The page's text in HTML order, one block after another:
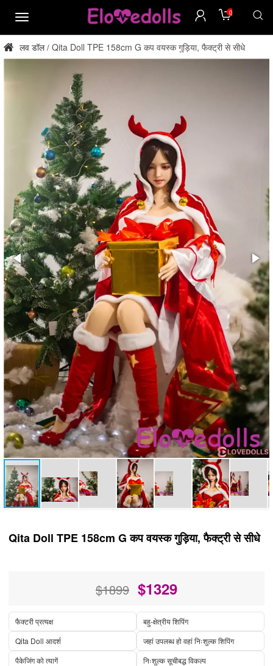
मेन्यू
0
लव डॉल / Qita Doll TPE 158cm G कप वयस्क गुड़िया, फैक्ट्री से सीधे
Qita Doll TPE 158cm G कप वयस्क गुड़िया, फैक्ट्री से सीधे
$1899 $1329
फैक्टरी प्रत्यक्ष
बहु-क्षेत्रीय शिपिंग
Qita Doll आदर्श
जहां उपलब्ध हो वहां निःशुल्क शिपिंग
पैकेजिंग को त्यागें
निःशुल्क सूचीबद्ध विकल्प